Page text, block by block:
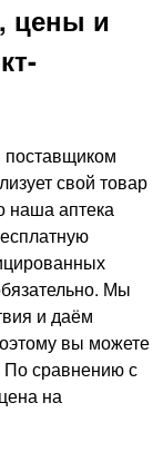
цены и
свой товар
наша аптека
Мы
и даём
вы можете
По сравнению с
на